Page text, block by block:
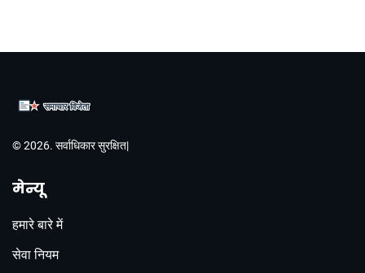
© 2026. सर्वाधिकार सुरक्षित|
मेन्यू
हमारे बारे में
सेवा नियम